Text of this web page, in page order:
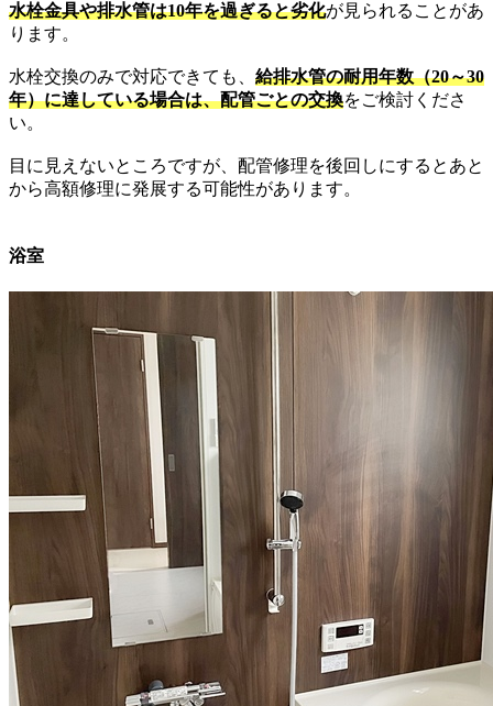
水栓金具や排水管は10年を過ぎると劣化が見られることがあ
ります。
水栓交換のみで対応できても、 給排水管の耐用年数（20～30
年）に達している場合は、配管ごとの交換をご検討くださ
い。
目に見えないところですが、配管修理を後回しにするとあと
から高額修理に発展する可能性があります。
浴室